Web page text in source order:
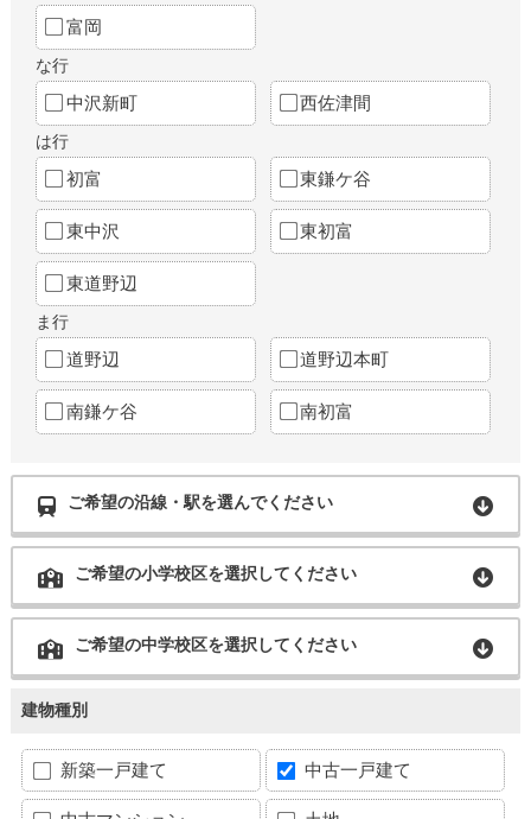
富岡
な行
中沢新町 西佐津間
は行
初富 東鎌ケ谷
東中沢 東初富
東道野辺
ま行
道野辺 道野辺本町
南鎌ケ谷 南初富
ご希望の沿線・駅を選んでください
ご希望の小学校区を選択してください
ご希望の中学校区を選択してください
建物種別
新築一戸建て 中古一戸建て